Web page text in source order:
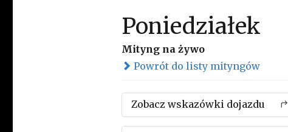
Poniedziałek
Mityng na żywo
Powrót do listy mityngów
Zobacz wskazówki dojazdu